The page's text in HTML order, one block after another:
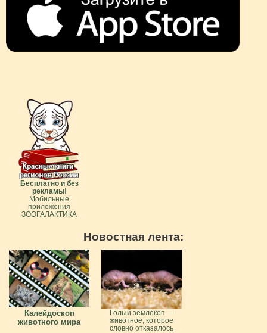
Бесплатно и без
рекламы!
Мобильные
приложения
ЗООГАЛАКТИКА
Новостная лента:
Калейдоскоп
животного мира
Голый землекоп —
животное, которое
словно отказалось